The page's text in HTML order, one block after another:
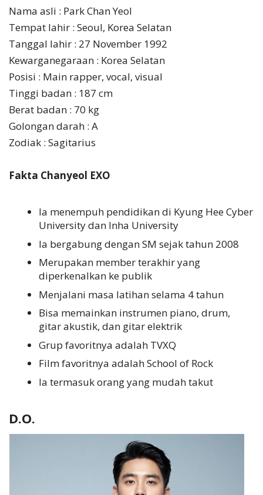
Nama asli : Park Chan Yeol
Tempat lahir : Seoul, Korea Selatan
Tanggal lahir : 27 November 1992
Kewarganegaraan : Korea Selatan
Posisi : Main rapper, vocal, visual
Tinggi badan : 187 cm
Berat badan : 70 kg
Golongan darah : A
Zodiak : Sagitarius
Fakta Chanyeol EXO
Ia menempuh pendidikan di Kyung Hee Cyber
University dan Inha University
Ia bergabung dengan SM sejak tahun 2008
Merupakan member terakhir yang
diperkenalkan ke publik
Menjalani masa latihan selama 4 tahun
Bisa memainkan instrumen piano, drum,
gitar akustik, dan gitar elektrik
Grup favoritnya adalah TVXQ
Film favoritnya adalah School of Rock
Ia termasuk orang yang mudah takut
D.O.